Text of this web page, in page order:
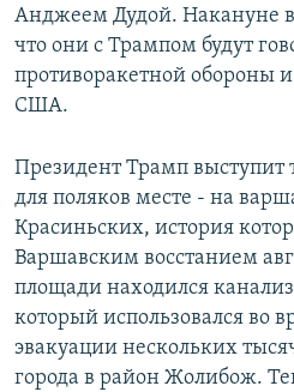
Анджеем Дудой. Накануне
что они с Трампом будут
противоракетной обороны
США.
Президент Трамп
для поляков месте - на
Красиньских, история
Варшавским восстанием
площади находился
который использовался во
эвакуации нескольких
города в район Жолибож.